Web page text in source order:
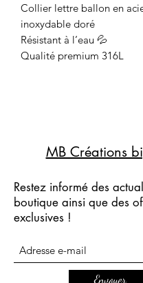
Collier lettre ballon en
inoxydable doré
Résistant à l’eau 💦
Qualité premium 316L
MB Créations
Restez informé des
boutique ainsi que des
exclusives !
Envoyer